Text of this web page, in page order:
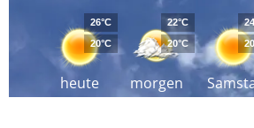
heute
26°C
20°C
morgen
22°C
20°C